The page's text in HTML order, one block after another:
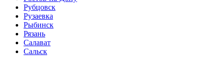
Рубцовск
Рузаевка
Рыбинск
Рязань
Салават
Сальск